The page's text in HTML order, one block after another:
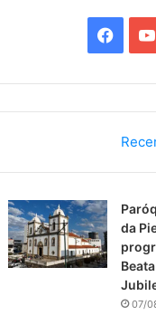
c
e
b
o
o
k
da
07/